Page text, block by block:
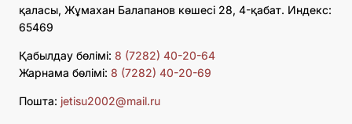
қаласы, Жұмахан Балапанов көшесі 28, 4-қабат. Индекс:
65469
Қабылдау бөлімі: 8 (7282) 40-20-64
Жарнама бөлімі: 8 (7282) 40-20-69
Пошта: jetisu2002@mail.ru